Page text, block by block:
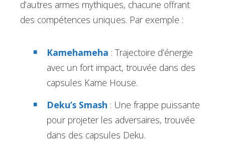
d’autres armes mythiques, chacune offrant
des compétences uniques. Par exemple :
Kamehameha : Trajectoire d’énergie
avec un fort impact, trouvée dans des
capsules Kame House.
Deku’s Smash : Une frappe puissante
pour projeter les adversaires, trouvée
dans des capsules Deku.